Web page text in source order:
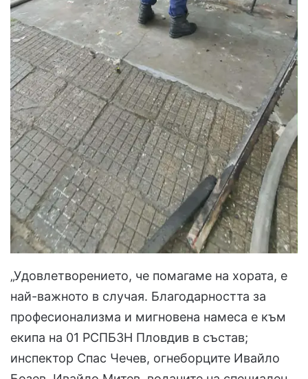
„Удовлетворението, че помагаме на хората, е
най-важното в случая. Благодарността за
професионализма и мигновена намеса е към
екипа на 01 РСПБЗН Пловдив в състав;
инспектор Спас Чечев, огнеборците Ивайло